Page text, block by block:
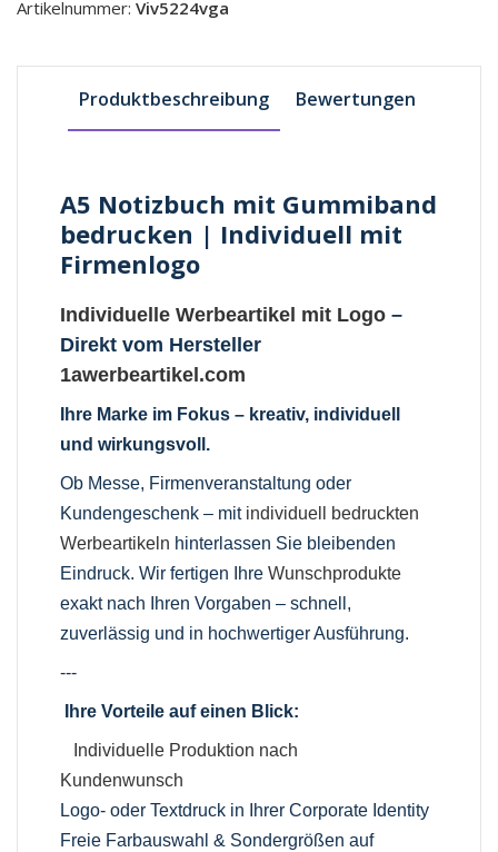
Artikelnummer: Viv5224vga
Produktbeschreibung Bewertungen
A5 Notizbuch mit Gummiband
bedrucken | Individuell mit
Firmenlogo
Individuelle Werbeartikel mit Logo –
Direkt vom Hersteller
1awerbeartikel.com
Ihre Marke im Fokus – kreativ, individuell
und wirkungsvoll.
Ob Messe, Firmenveranstaltung oder
Kundengeschenk – mit individuell bedruckten
Werbeartikeln hinterlassen Sie bleibenden
Eindruck. Wir fertigen IhreWunschprodukte
exakt nach Ihren Vorgaben – schnell,
zuverlässig und in hochwertiger Ausführung.
---
Ihre Vorteile auf einen Blick:
Individuelle Produktion nach
Kundenwunsch
Logo- oder Textdruck in Ihrer Corporate Identity
Freie Farbauswahl & Sondergrößen auf